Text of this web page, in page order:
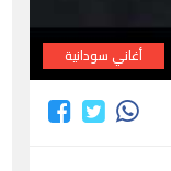
أغاني سودانية